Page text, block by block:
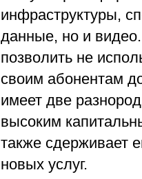
инфраструктуры,
данные, но и
позволить не
своим абонентам
имеет две
высоким
также сдерживает
новых услуг.